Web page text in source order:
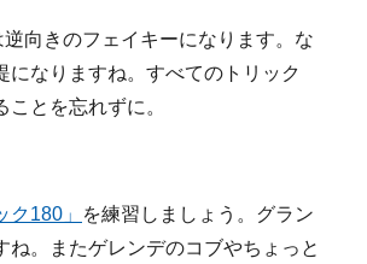
向きのフェイキーになります。な
なりますね。すべてのトリック
とを忘れずに。
ク180」
を練習しましょう。グラン
ね。またゲレンデのコブやちょっと